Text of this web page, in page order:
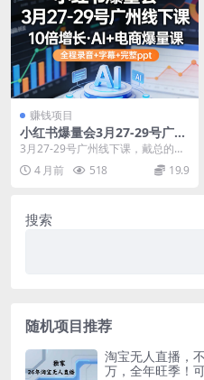
赚钱项目
小红书爆量会3月27-29号广州
线下课，10倍增长，AI+电商
爆量课，全程录音+字幕+完整
ppt
3月27-29号广州线下课，戴总的
课，不说介绍了，想年入百W必
看！ 全程录音+字...
4 月前 518 19.9
搜索
随机项目推荐
淘宝无人直播，
万，全年旺季！